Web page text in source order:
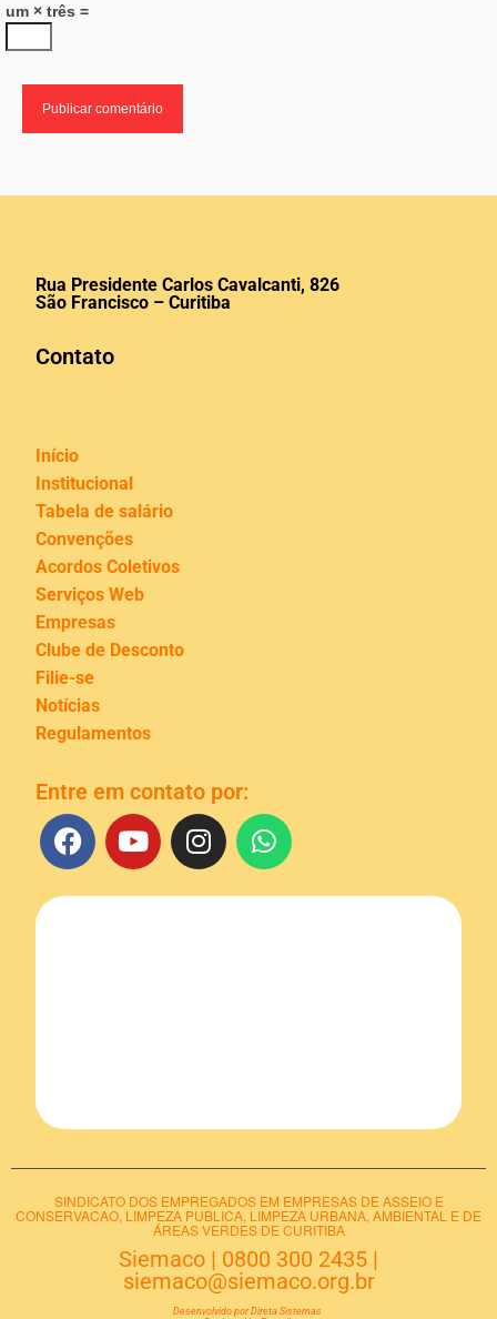
um × três =
Rua Presidente Carlos Cavalcanti, 826
São Francisco – Curitiba
Contato
Início
Institucional
Tabela de salário
Convenções
Acordos Coletivos
Serviços Web
Empresas
Clube de Desconto
Filie-se
Notícias
Regulamentos
Entre em contato por:
SINDICATO DOS EMPREGADOS EM EMPRESAS DE ASSEIO E
CONSERVACAO, LIMPEZA PUBLICA, LIMPEZA URBANA, AMBIENTAL E DE
ÁREAS VERDES DE CURITIBA
Siemaco | 0800 300 2435 |
siemaco@siemaco.org.br
Desenvolvido por Direta Sistemas